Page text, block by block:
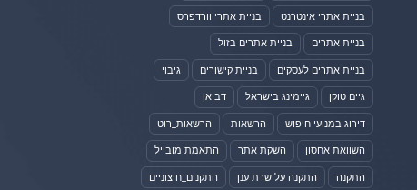
בניית אתרי אינטרנט בניית אתרי וורדפרס
בניית אתרים בניית אתרים בזול
בניית אתרים לעסקים בניית קישורים גיבוי
גיים טוקן גיימינג בישראל דביאן
דירוג במנועי חיפוש הרשאות הרשאות_רוט
השוואת אחסון השקת אתר התאמת מובייל
התקנה התקנה על שרת ענן התקנים_חיצוניים